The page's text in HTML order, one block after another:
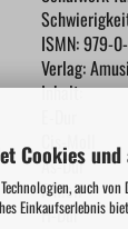
Cookies
auch
Einkaufserlebnis
ISMN: 979-
Verlag:
Inhalt:
Cis-Moll
As-Dur
F-Moll
H-Dur